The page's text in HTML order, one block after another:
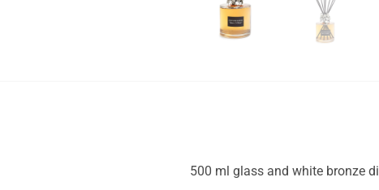
500 ml glass and white bronze